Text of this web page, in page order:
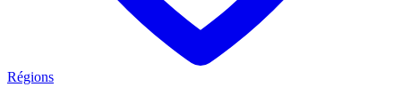
Régions